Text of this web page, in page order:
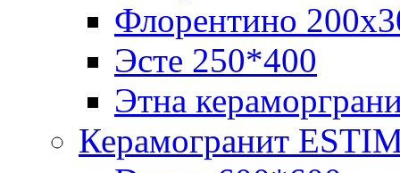
Флорентино
Эсте 250*400
Этна
Керамогранит